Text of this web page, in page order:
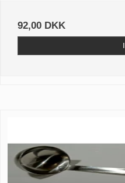
92,00 DKK